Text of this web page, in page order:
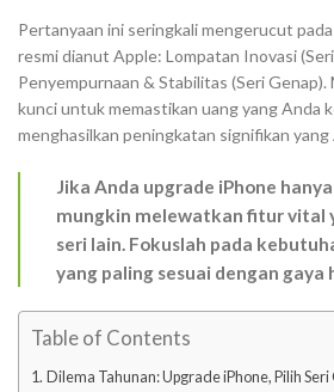
Pertanyaan ini seringkali mengerucut
resmi dianut Apple: Lompatan Inovasi
Penyempurnaan & Stabilitas (Seri Genap).
kunci untuk memastikan uang yang Anda
menghasilkan peningkatan signifikan
Jika Anda upgrade iPhone
mungkin melewatkan fitur vital
seri lain. Fokuslah pada
yang paling sesuai dengan gaya
Table of Contents
Dilema Tahunan: Upgrade iPhone, Pilih Seri